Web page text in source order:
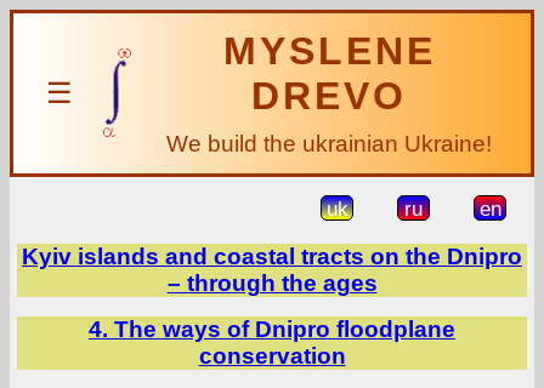
☰
MYSLENE
DREVO
We build the ukrainian Ukraine!
uk ru en
Kyiv islands and coastal tracts on the Dnipro
– through the ages
4. The ways of Dnipro floodplane
conservation